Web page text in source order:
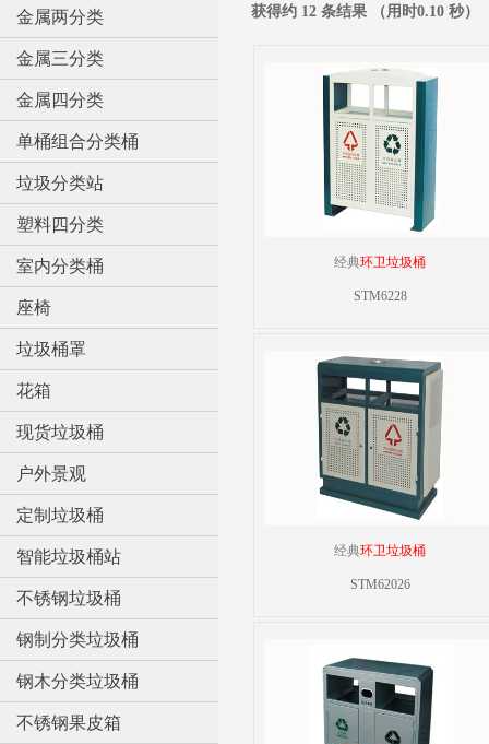
金属两分类
金属三分类
金属四分类
单桶组合分类桶
垃圾分类站
塑料四分类
室内分类桶
座椅
垃圾桶罩
花箱
现货垃圾桶
户外景观
定制垃圾桶
智能垃圾桶站
不锈钢垃圾桶
钢制分类垃圾桶
钢木分类垃圾桶
不锈钢果皮箱
获得约 12 条结果 （用时0.10 秒）
经典环卫垃圾桶
STM6228
经典环卫垃圾桶
STM62026